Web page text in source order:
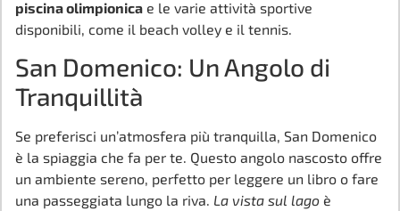
piscina olimpionica e le varie attività sportive
disponibili, come il beach volley e il tennis.
San Domenico: Un Angolo di
Tranquillità
Se preferisci un’atmosfera più tranquilla, San Domenico
è la spiaggia che fa per te. Questo angolo nascosto offre
un ambiente sereno, perfetto per leggere un libro o fare
una passeggiata lungo la riva. La vista sul lago è